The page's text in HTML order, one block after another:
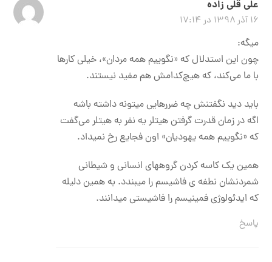
علی قلی زاده
۱۶ آذر ۱۳۹۸ در ۱۷:۱۴
میگه:
چون این استدلال که «نگوییم همه‌ مردان»، خیلی کارها
با ما می‌کند، که هیچ‌کدامش هم مفید نیستند.
باید دید نگفتنش چه ضررهایی میتونه داشته باشه
اگه در زمان قدرت گرفتن هیتلر یه نفر به هیتلر می‌گفت
که «نگوییم همه یهودیان» اون فجایع رخ نمیداد.
همین یک کاسه کردن گروههای انسانی و شیطانی
شمردنشان نطفه ی فاشیسم را میبندد. به همین دلیله
که ایدئولوژی فمینیسم را فاشیستی میدانند.
پاسخ